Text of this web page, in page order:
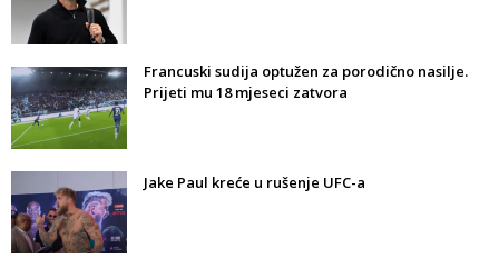
Francuski sudija optužen za porodično nasilje.
Prijeti mu 18 mjeseci zatvora
Jake Paul kreće u rušenje UFC-a